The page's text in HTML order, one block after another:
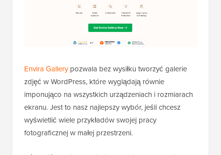
Envira Gallerypozwala bez wysiłku tworzyć galerie
zdjęć w WordPress, które wyglądają równie
imponująco na wszystkich urządzeniach i rozmiarach
ekranu. Jest to nasz najlepszy wybór, jeśli chcesz
wyświetlić wiele przykładów swojej pracy
fotograficznej w małej przestrzeni.